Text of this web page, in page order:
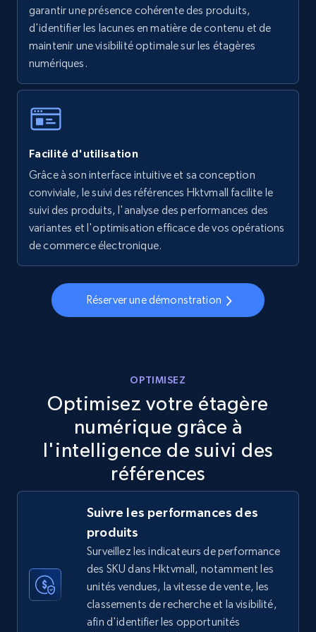
5.6K+ 874+ Commencer
Walmart - products - Collects products by
URL, Final price, Sku, Currency, Gtin,
more.
5.6K+ 874+ Commencer
Walmart - products - Discover products by
using sku numbers
URL, Final price, Sku, Currency, Gtin,
Specifications, Image urls, Top reviews, and
TikTok Shop
URL, Title, Available, Description, Currency, Initial
price, Final price, Discount percent, and more.
667+ Commencer
TikTok Shop - category
URL, Title, Available, Description, Currency, Initial
price, Final price, Discount percent, and more.
garantir une présence cohérente des produits,
d'identifier les lacunes en matière de contenu et de
maintenir une visibilité optimale sur les étagères
numériques.
Facilité d'utilisation
Grâce à son interface intuitive et sa conception
conviviale, le suivi des références Hktvmall facilite le
suivi des produits, l'analyse des performances des
variantes et l'optimisation efficace de vos opérations
de commerce électronique.
Réserver une démonstration
OPTIMISEZ
Optimisez votre étagère
numérique grâce à
l'intelligence de suivi des
références
Suivre les performances des
produits
Surveillez les indicateurs de performance
des SKU dans Hktvmall, notamment les
unités vendues, la vitesse de vente, les
classements de recherche et la visibilité,
afin d'identifier les opportunités